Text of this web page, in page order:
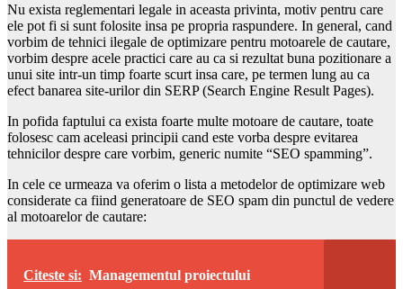
Nu exista reglementari legale in aceasta privinta, motiv pentru care
ele pot fi si sunt folosite insa pe propria raspundere. In general, cand
vorbim de tehnici ilegale de optimizare pentru motoarele de cautare,
vorbim despre acele practici care au ca si rezultat buna pozitionare a
unui site intr-un timp foarte scurt insa care, pe termen lung au ca
efect banarea site-urilor din SERP (Search Engine Result Pages).
In pofida faptului ca exista foarte multe motoare de cautare, toate
folosesc cam aceleasi principii cand este vorba despre evitarea
tehnicilor despre care vorbim, generic numite “SEO spamming”.
In cele ce urmeaza va oferim o lista a metodelor de optimizare web
considerate ca fiind generatoare de SEO spam din punctul de vedere
al motoarelor de cautare:
Citeste si: Managementul proiectului